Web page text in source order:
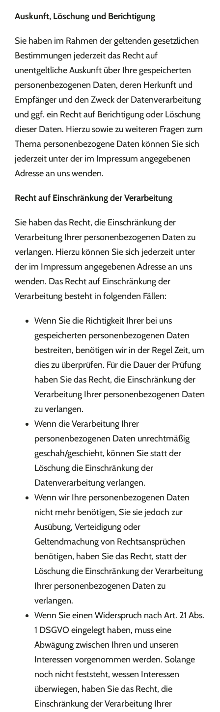
Auskunft, Löschung und Berichtigung
Sie haben im Rahmen der geltenden gesetzlichen
Bestimmungen jederzeit das Recht auf
unentgeltliche Auskunft über Ihre gespeicherten
personenbezogenen Daten, deren Herkunft und
Empfänger und den Zweck der Datenverarbeitung
und ggf. ein Recht auf Berichtigung oder Löschung
dieser Daten. Hierzu sowie zu weiteren Fragen zum
Thema personenbezogene Daten können Sie sich
jederzeit unter der im Impressum angegebenen
Adresse an uns wenden.
Recht auf Einschränkung der Verarbeitung
Sie haben das Recht, die Einschränkung der
Verarbeitung Ihrer personenbezogenen Daten zu
verlangen. Hierzu können Sie sich jederzeit unter
der im Impressum angegebenen Adresse an uns
wenden. Das Recht auf Einschränkung der
Verarbeitung besteht in folgenden Fällen:
Wenn Sie die Richtigkeit Ihrer bei uns
gespeicherten personenbezogenen Daten
bestreiten, benötigen wir in der Regel Zeit, um
dies zu überprüfen. Für die Dauer der Prüfung
haben Sie das Recht, die Einschränkung der
Verarbeitung Ihrer personenbezogenen Daten
zu verlangen.
Wenn die Verarbeitung Ihrer
personenbezogenen Daten unrechtmäßig
geschah/geschieht, können Sie statt der
Löschung die Einschränkung der
Datenverarbeitung verlangen.
Wenn wir Ihre personenbezogenen Daten
nicht mehr benötigen, Sie sie jedoch zur
Ausübung, Verteidigung oder
Geltendmachung von Rechtsansprüchen
benötigen, haben Sie das Recht, statt der
Löschung die Einschränkung der Verarbeitung
Ihrer personenbezogenen Daten zu
verlangen.
Wenn Sie einen Widerspruch nach Art. 21 Abs.
1 DSGVO eingelegt haben, muss eine
Abwägung zwischen Ihren und unseren
Interessen vorgenommen werden. Solange
noch nicht feststeht, wessen Interessen
überwiegen, haben Sie das Recht, die
Einschränkung der Verarbeitung Ihrer